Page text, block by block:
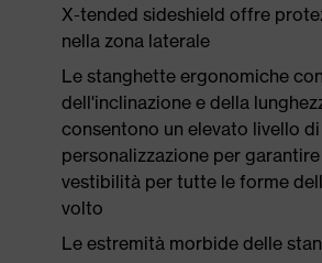
X-tended sideshield offre
nella zona laterale
Le stanghette ergonomiche
dell'inclinazione e della
consentono un elevato livello di
personalizzazione per
vestibilità per tutte le forme
volto
Le estremità morbide delle